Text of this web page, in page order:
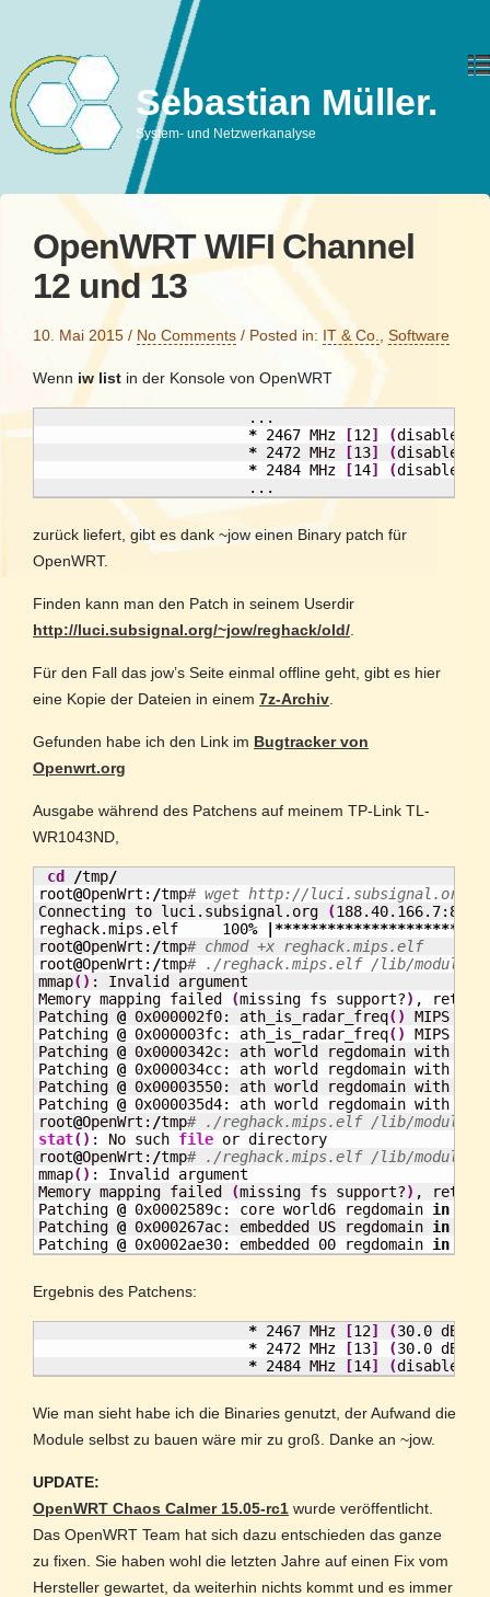
Sebastian Müller.
System- und Netzwerkanalyse
OpenWRT WIFI Channel
12 und 13
10. Mai 2015 / No Comments / Posted in: IT & Co. Software
Wenn iw list in der Konsole von OpenWRT
                        ...
* 2467 MHz [12] (disabled
* 2472 MHz [13] (disabled
* 2484 MHz [14] (disabled
                        ...
zurück liefert, gibt es dank ~jow einen Binary patch für
OpenWRT.
Finden kann man den Patch in seinem Userdir
http://luci.subsignal.org/~jow/reghack/old/
Für den Fall das jow’s Seite einmal offline geht, gibt es hier
eine Kopie der Dateien in einem 7z-Archiv
Gefunden habe ich den Link im Bugtracker von
Openwrt.org
Ausgabe während des Patchens auf meinem TP-Link TL-
WR1043ND,
cd /tmp/
root@OpenWrt: /tmp# wget http://luci.subsignal.org/
Connecting to luci.subsignal.org
(188.40.166.7: 80
reghack.mips.elf 100%
root@OpenWrt: /tmp# chmod +x reghack.mips.elf
root@OpenWrt: /tmp# ./reghack.mips.elf /lib/modules/
mmap( ) : Invalid argument
Memory mapping failed
(missing fs support?) ,
Patching @ 0x000002f0: ath_is_radar_freq( )
MIPS
Patching @ 0x000003fc: ath_is_radar_freq()
MIPS
Patching @ 0x0000342c: ath world regdomain with
Patching @ 0x000034cc: ath world regdomain with
Patching @ 0x00003550: ath world regdomain with
Patching @ 0x000035d4: ath world regdomain with
root@OpenWrt: /tmp# ./reghack.mips.elf /lib/modules/
stat() : No such file or directory
root@OpenWrt: /tmp# ./reghack.mips.elf /lib/modules/
mmap() : Invalid argument
Memory mapping failed
(missing fs support?) ,
Patching @ 0x0002589c: core world6 regdomain in
Patching @ 0x000267ac: embedded US regdomain in
Patching @ 0x0002ae30: embedded 00 regdomain in
Ergebnis des Patchens:
* 2467 MHz [12] (30.0 dBm
* 2472 MHz [13] (30.0 dBm
* 2484 MHz [14] (disabled
Wie man sieht habe ich die Binaries genutzt, der Aufwand die
Module selbst zu bauen wäre mir zu groß. Danke an ~jow.
UPDATE:
OpenWRT Chaos Calmer 15.05-rc1 wurde veröffentlicht.
Das OpenWRT Team hat sich dazu entschieden das ganze
zu fixen. Sie haben wohl die letzten Jahre auf einen Fix vom
Hersteller gewartet, da weiterhin nichts kommt und es immer